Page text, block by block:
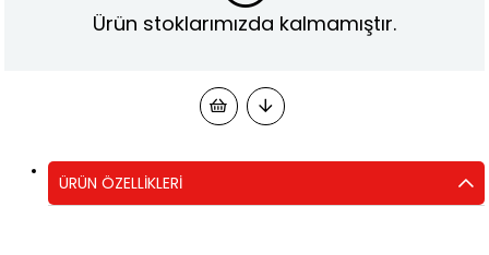
Ürün stoklarımızda kalmamıştır.
ÜRÜN ÖZELLIKLERI